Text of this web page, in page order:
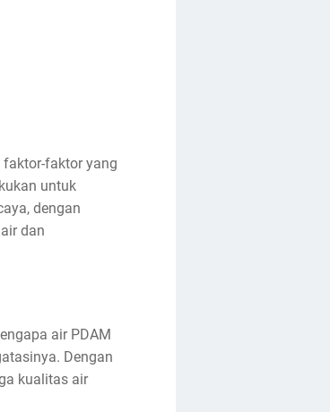
faktor yang
untuk
dengan
dan
air PDAM
Dengan
kualitas air